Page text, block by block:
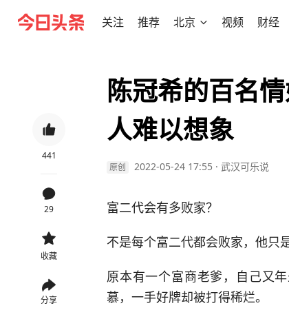
关注 推荐 北京 视频 财经
441
29
收藏
分享
陈冠希的百名
人难以想象
原创 2022-05-24 17:55 · 武汉可乐说
富二代会有多败家？
不是每个富二代都会败家，他只
原本有一个富商老爹，自己又
慕，一手好牌却被打得稀烂。